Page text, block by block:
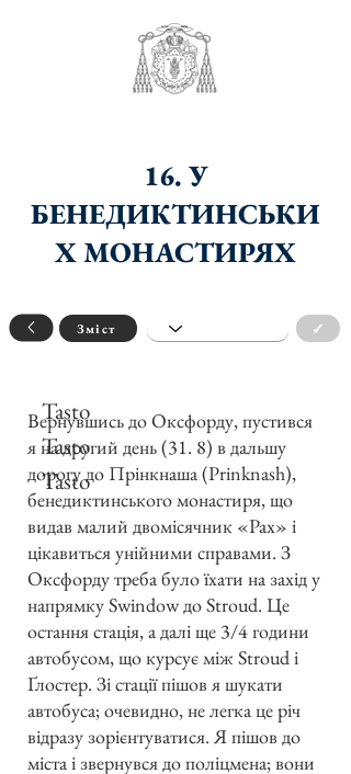
16. У
БЕНЕДИКТИНСЬКИ
Х МОНАСТИРЯХ
Зміст ✓
Вернувшись до Оксфорду, пустився
я на другий день (31. 8) в дальшу
дорогу до Прінкнаша (Prinknash),
бенедиктинського монастиря, що
видав малий двомісячник «Pax» і
цікавиться унійними справами. З
Оксфорду треба було їхати на захід у
напрямку Swindow до Stroud. Це
остання стація, а далі ще 3/4 години
автобусом, що курсує між Stroud і
Ґлостер. Зі стації пішов я шукати
автобуса; очевидно, не легка це річ
відразу зорієнтуватися. Я пішов до
міста і звернувся до поліцмена; вони
Tasto
Tasto
Tasto